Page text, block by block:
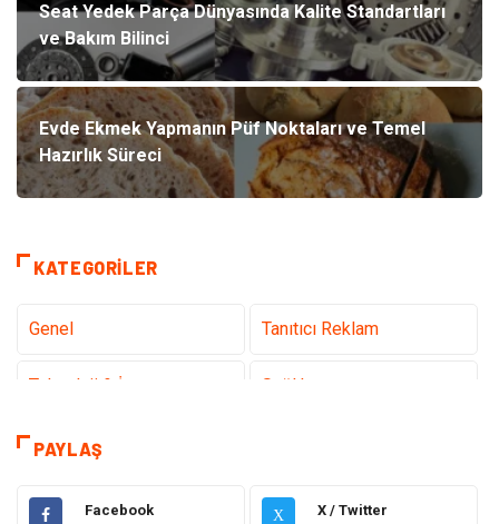
Seat Yedek Parça Dünyasında Kalite Standartları
ve Bakım Bilinci
Evde Ekmek Yapmanın Püf Noktaları ve Temel
Hazırlık Süreci
KATEGORILER
Genel Tanıtıcı Reklam
Teknoloji & İnternet Sağlık
Hizmet
Hukuk Emlak
PAYLAŞ
Facebook X X / Twitter